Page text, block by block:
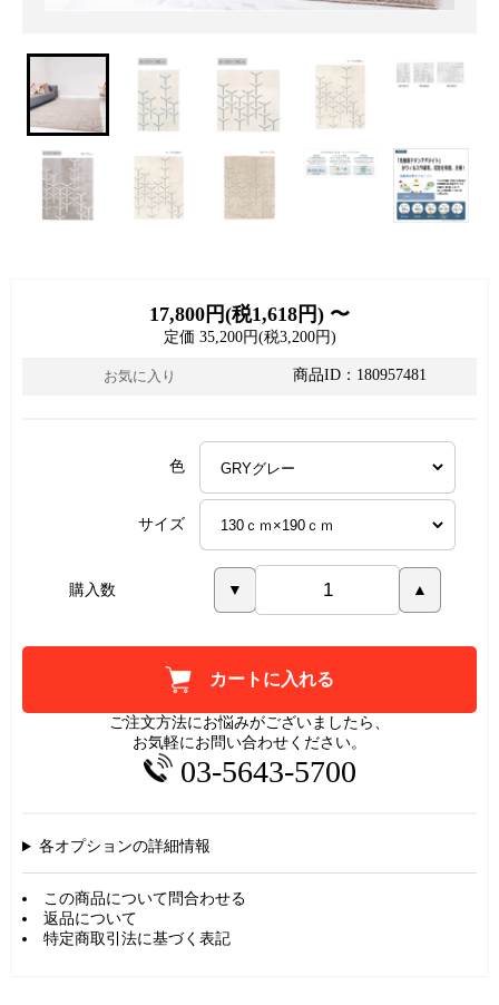
17,800円(税1,618円) 〜
定価 35,200円(税3,200円)
お気に入り 商品ID：180957481
色
サイズ
購入数 ▼ ▲
カートに入れる
ご注文方法にお悩みがございましたら、
お気軽にお問い合わせください。
03-5643-5700
各オプションの詳細情報
この商品について問合わせる
返品について
特定商取引法に基づく表記